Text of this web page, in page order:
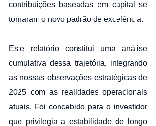
contribuições baseadas em capital se
tornaram o novo padrão de excelência.
Este relatório constitui uma análise
cumulativa dessa trajetória, integrando
as nossas observações estratégicas de
2025 com as realidades operacionais
atuais. Foi concebido para o investidor
que privilegia a estabilidade de longo